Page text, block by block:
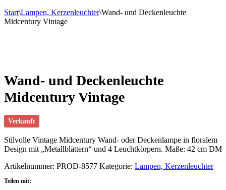
Start\Lampen, Kerzenleuchter\Wand- und Deckenleuchte
Midcentury Vintage
Wand- und Deckenleuchte
Midcentury Vintage
Verkauft
Stilvolle Vintage Midcentury Wand- oder Deckenlampe in floralem
Design mit „Metallblättern“ und 4 Leuchtkörpern. Maße: 42 cm DM
Artikelnummer: PROD-8577 Kategorie: Lampen, Kerzenleuchter
Teilen mit: